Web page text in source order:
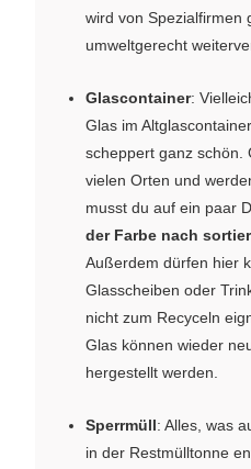
wird von Spezialfirmen
umweltgerecht
Glascontainer:
Glas im
scheppert ganz schön.
vielen Orten und
musst du auf ein paar
der Farbe nach
Außerdem dürfen hier
Glasscheiben oder
nicht zum Recyceln
Glas können wieder
hergestellt werden.
Sperrmüll: Alles, was
in der Restmülltonne